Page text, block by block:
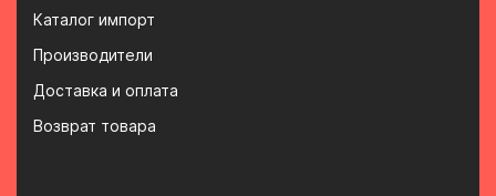
Каталог импорт
Производители
Доставка и оплата
Возврат товара